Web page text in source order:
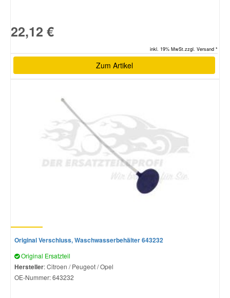
22,12 €
inkl. 19% MwSt.zzgl. Versand *
Zum Artikel
Original Verschluss, Waschwasserbehälter 643232
Original Ersatzteil
Hersteller: Citroen / Peugeot / Opel
OE-Nummer:643232